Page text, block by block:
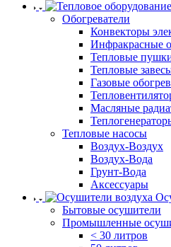
Обогреватели
Конвекторы
Инфракрасные
Тепловые
Тепловые
Газовые
Масляные
Тепловые насосы
Воздух-Воздух
Воздух-Вода
Грунт-Вода
Аксессуары
Бытовые осушители
Промышленные
< 30 литров